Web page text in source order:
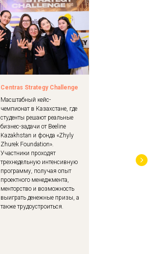
Centras Strategy Challenge
Масштабный кейс-
чемпионат в Казахстане, где
студенты решают реальные
бизнес-задачи от Beeline
Kazakhstan и фонда «Zhyly
Zhurek Foundation».
Участники проходят
трехнедельную интенсивную
программу, получая опыт
проектного менеджмента,
менторство и возможность
выиграть денежные призы, а
также трудоустроиться.